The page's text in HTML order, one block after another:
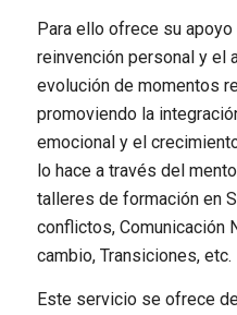
Para ello ofrece su
reinvención personal y el
evolución de momentos
promoviendo la
emocional y el
lo hacea través del
talleres de formación en
conflictos, Comunicación
cambio, Transiciones, etc.
Este servicio se ofrece